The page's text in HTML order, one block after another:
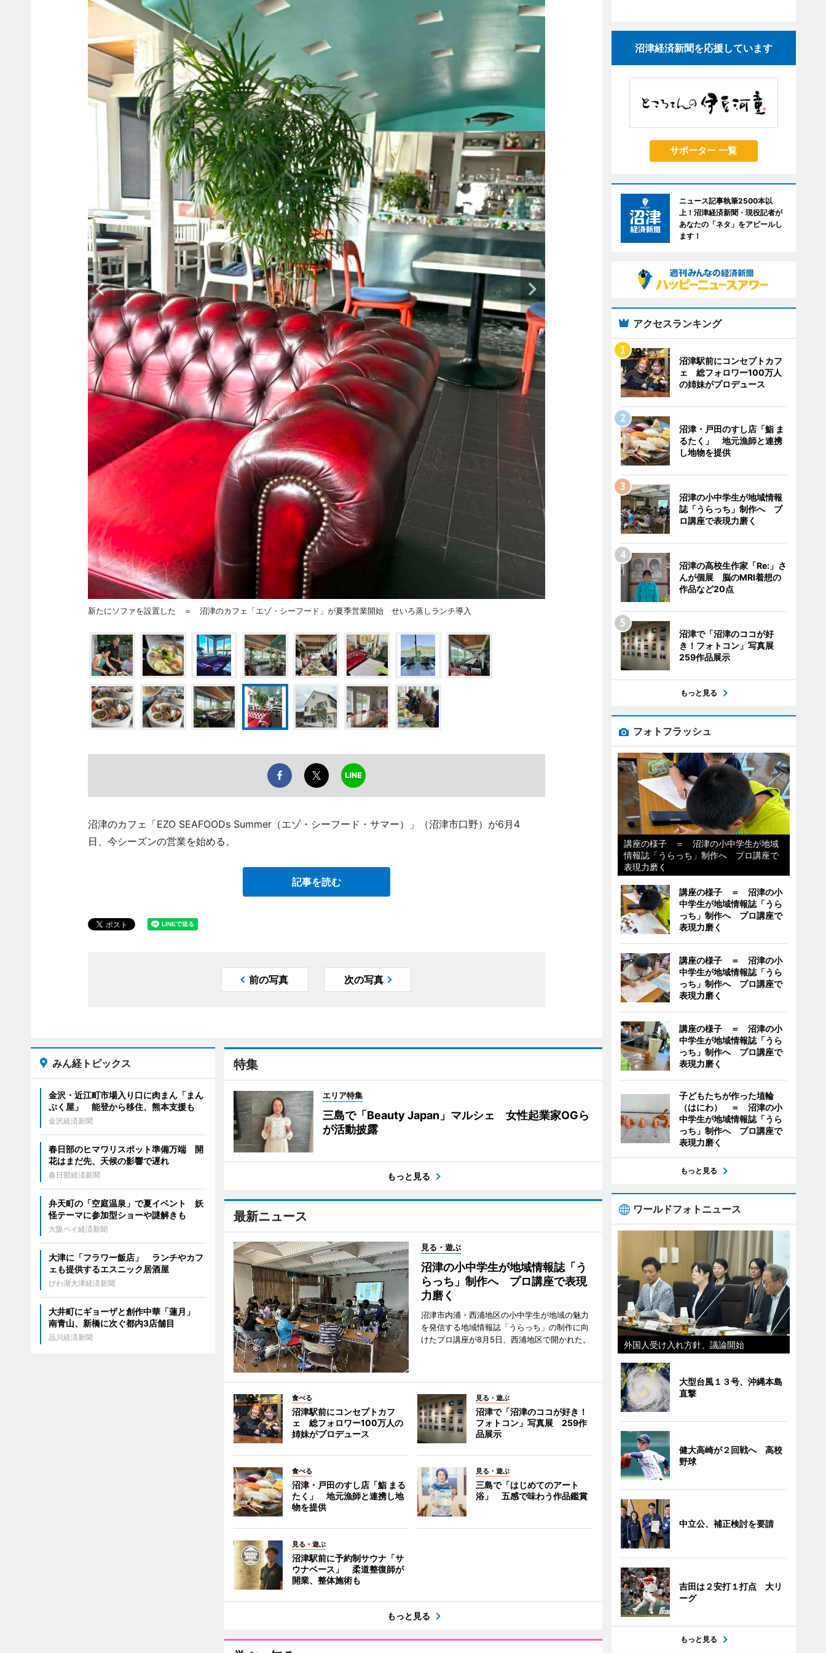
新たにソファを設置した ＝ 沼津のカフェ「エゾ・シーフード」が夏季営業開始 せいろ蒸しランチ導入
沼津のカフェ「EZO SEAFOODs Summer（エゾ・シーフード・サマー）」（沼津市口野）が6月4
日、今シーズンの営業を始める。
記事を読む
前の写真 次の写真
特集
エリア特集
三島で「Beauty Japan」マルシェ 女性起業家OGら
が活動披露
もっと見る
最新ニュース
見る・遊ぶ
沼津の小中学生が地域情報誌「う
らっち」制作へ プロ講座で表現
力磨く
沼津市内浦・西浦地区の小中学生が地域の魅力
を発信する地域情報誌「うらっち」の制作に向
けたプロ講座が8月5日、西浦地区で開かれた。
食べる
沼津駅前にコンセプトカフ
ェ 総フォロワー100万人の
姉妹がプロデュース
見る・遊ぶ
沼津で「沼津のココが好き！
フォトコン」写真展 259作
品展示
食べる
沼津・戸田のすし店「鮨 まる
たく」 地元漁師と連携し地
物を提供
見る・遊ぶ
三島で「はじめてのアート
浴」 五感で味わう作品鑑賞
見る・遊ぶ
沼津駅前に予約制サウナ「サ
ウナベース」 柔道整復師が
開業、整体施術も
もっと見る
みん経トピックス
金沢・近江町市場入り口に肉まん「まん
ぷく屋」 能登から移住、熊本支援も
金沢経済新聞
春日部のヒマワリスポット準備万端 開
花はまだ先、天候の影響で遅れ
春日部経済新聞
弁天町の「空庭温泉」で夏イベント 妖
怪テーマに参加型ショーや謎解きも
大阪ベイ経済新聞
大津に「フラワー飯店」 ランチやカフ
ェも提供するエスニック居酒屋
びわ湖大津経済新聞
大井町にギョーザと創作中華「蓮月」
南青山、新橋に次ぐ都内3店舗目
品川経済新聞
沼津経済新聞を応援しています
サポーター 一覧
ニュース記事執筆2500本以
上！沼津経済新聞・現役記者が
あなたの「ネタ」をアピールし
ます！
アクセスランキング
沼津駅前にコンセプトカフ
ェ 総フォロワー100万人
の姉妹がプロデュース
沼津・戸田のすし店「鮨 ま
るたく」 地元漁師と連携
し地物を提供
沼津の小中学生が地域情報
誌「うらっち」制作へ プ
ロ講座で表現力磨く
沼津の高校生作家「Re:」さ
んが個展 脳のMRI着想の
作品など20点
沼津で「沼津のココが好
き！フォトコン」写真展
259作品展示
もっと見る
フォトフラッシュ
講座の様子 ＝ 沼津の小中学生が地域
情報誌「うらっち」制作へ プロ講座で
表現力磨く
講座の様子 ＝ 沼津の小
中学生が地域情報誌「うら
っち」制作へ プロ講座で
表現力磨く
講座の様子 ＝ 沼津の小
中学生が地域情報誌「うら
っち」制作へ プロ講座で
表現力磨く
講座の様子 ＝ 沼津の小
中学生が地域情報誌「うら
っち」制作へ プロ講座で
表現力磨く
子どもたちが作った埴輪
（はにわ） ＝ 沼津の小
中学生が地域情報誌「うら
っち」制作へ プロ講座で
表現力磨く
もっと見る
ワールドフォトニュース
外国人受け入れ方針、議論開始
大型台風１３号、沖縄本島
直撃
健大高崎が２回戦へ 高校
野球
中立公、補正検討を要請
吉田は２安打１打点 大リ
ーグ
もっと見る